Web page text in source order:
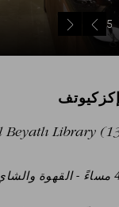
5
Beyatlı Library